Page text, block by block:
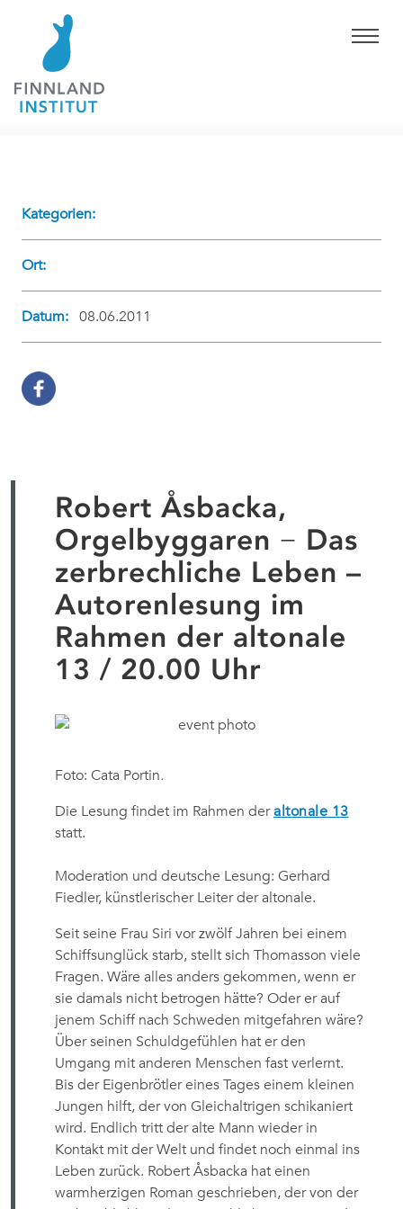
Kategorien:
Ort:
Datum: 08.06.2011
Robert Åsbacka,
Orgelbyggaren − Das
zerbrechliche Leben –
Autorenlesung im
Rahmen der altonale
13 / 20.00 Uhr
Foto: Cata Portin.
Die Lesung findet im Rahmen deraltonale 13
statt.
Moderation und deutsche Lesung: Gerhard
Fiedler, künstlerischer Leiter der altonale.
Seit seine Frau Siri vor zwölf Jahren bei einem
Schiffsunglück starb, stellt sich Thomasson viele
Fragen. Wäre alles anders gekommen, wenn er
sie damals nicht betrogen hätte? Oder er auf
jenem Schiff nach Schweden mitgefahren wäre?
Über seinen Schuldgefühlen hat er den
Umgang mit anderen Menschen fast verlernt.
Bis der Eigenbrötler eines Tages einem kleinen
Jungen hilft, der von Gleichaltrigen schikaniert
wird. Endlich tritt der alte Mann wieder in
Kontakt mit der Welt und findet noch einmal ins
Leben zurück. Robert Åsbacka hat einen
warmherzigen Roman geschrieben, der von der